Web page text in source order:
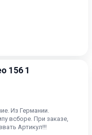
156 1
Из Германии.
всборе. При заказе,
Артикул!!!